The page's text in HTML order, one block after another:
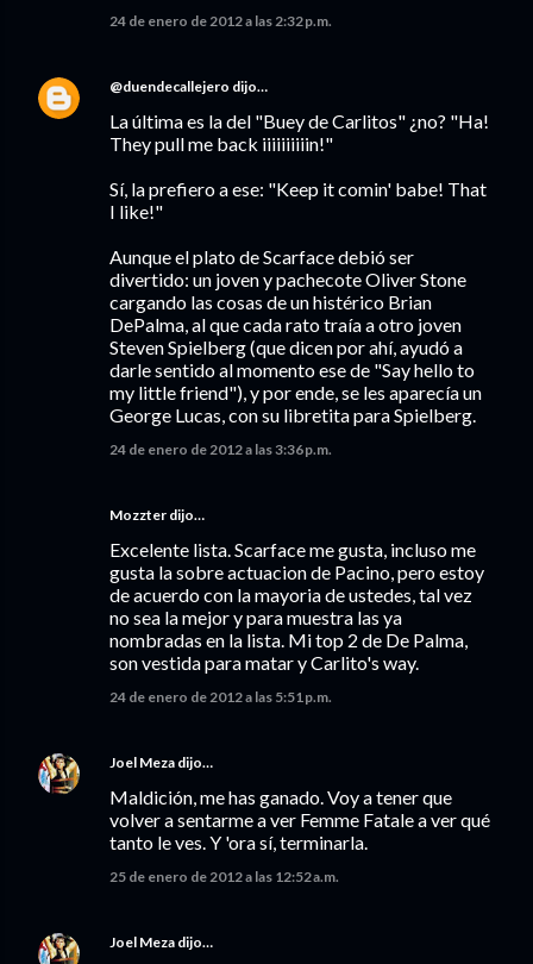
24 de enero de 2012 a las 2:32 p.m.
@duendecallejero dijo…
La última es la del "Buey de Carlitos" ¿no? "Ha!
They pull me back iiiiiiiiiin!"
Sí, la prefiero a ese: "Keep it comin' babe! That
I like!"
Aunque el plato de Scarface debió ser
divertido: un joven y pachecote Oliver Stone
cargando las cosas de un histérico Brian
DePalma, al que cada rato traía a otro joven
Steven Spielberg (que dicen por ahí, ayudó a
darle sentido al momento ese de "Say hello to
my little friend"), y por ende, se les aparecía un
George Lucas, con su libretita para Spielberg.
24 de enero de 2012 a las 3:36 p.m.
Mozzter dijo…
Excelente lista. Scarface me gusta, incluso me
gusta la sobre actuacion de Pacino, pero estoy
de acuerdo con la mayoria de ustedes, tal vez
no sea la mejor y para muestra las ya
nombradas en la lista. Mi top 2 de De Palma,
son vestida para matar y Carlito's way.
24 de enero de 2012 a las 5:51 p.m.
Joel Meza dijo…
Maldición, me has ganado. Voy a tener que
volver a sentarme a ver Femme Fatale a ver qué
tanto le ves. Y 'ora sí, terminarla.
25 de enero de 2012 a las 12:52 a.m.
Joel Meza dijo…